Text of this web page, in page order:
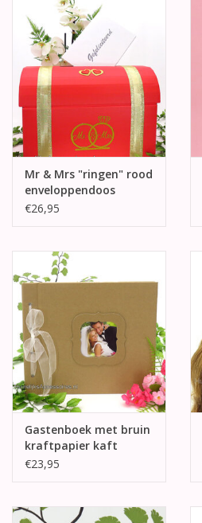
Mr & Mrs "ringen" rood
enveloppendoos
€26,95
Gastenboek met bruin
kraftpapier kaft
€23,95